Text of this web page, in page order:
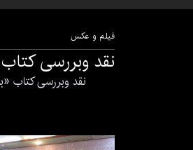
فیلم و عکس
نقد وبررسی